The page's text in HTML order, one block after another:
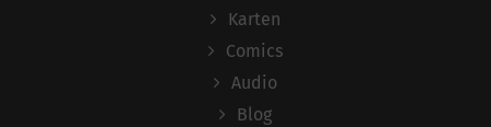
Karten
Comics
Audio
Blog